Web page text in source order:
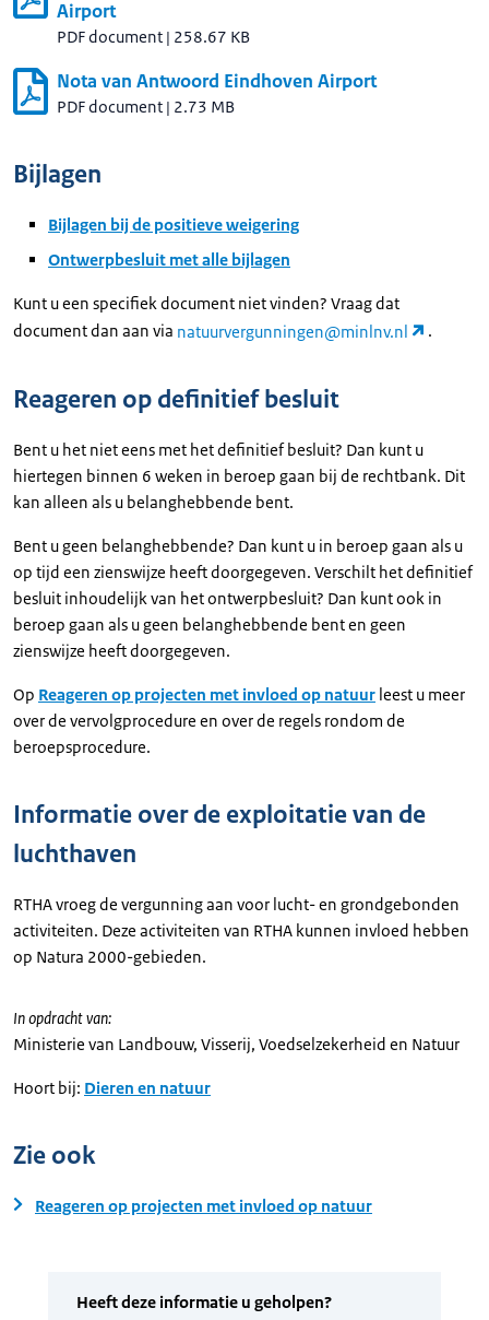
Airport
PDF document | 258.67 KB
Nota van Antwoord Eindhoven Airport
PDF document | 2.73 MB
Bijlagen
Bijlagen bij de positieve weigering
Ontwerpbesluit met alle bijlagen
Kunt u een specifiek document niet vinden? Vraag dat
document dan aan via natuurvergunningen@minlnv.nl .
Reageren op definitief besluit
Bent u het niet eens met het definitief besluit? Dan kunt u
hiertegen binnen 6 weken in beroep gaan bij de rechtbank. Dit
kan alleen als u belanghebbende bent.
Bent u geen belanghebbende? Dan kunt u in beroep gaan als u
op tijd een zienswijze heeft doorgegeven. Verschilt het definitief
besluit inhoudelijk van het ontwerpbesluit? Dan kunt ook in
beroep gaan als u geen belanghebbende bent en geen
zienswijze heeft doorgegeven.
Op Reageren op projecten met invloed op natuur leest u meer
over de vervolgprocedure en over de regels rondom de
beroepsprocedure.
Informatie over de exploitatie van de
luchthaven
RTHA vroeg de vergunning aan voor lucht- en grondgebonden
activiteiten. Deze activiteiten van RTHA kunnen invloed hebben
op Natura 2000-gebieden.
In opdracht van:
Ministerie van Landbouw, Visserij, Voedselzekerheid en Natuur
Hoort bij: Dieren en natuur
Zie ook
Reageren op projecten met invloed op natuur